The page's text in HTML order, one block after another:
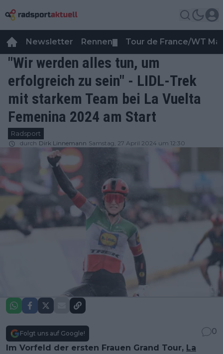
Newsletter Rennen Tour de France/WT
"Wir werden alles tun, um
erfolgreich zu sein" - LIDL-Trek
mit starkem Team bei La Vuelta
Femenina 2024 am Start
Radsport
durch Dirk Linnemann Samstag, 27 April 2024 um 12:30
Folgt uns auf Google!
0
Im Vorfeld der ersten Frauen Grand Tour, La